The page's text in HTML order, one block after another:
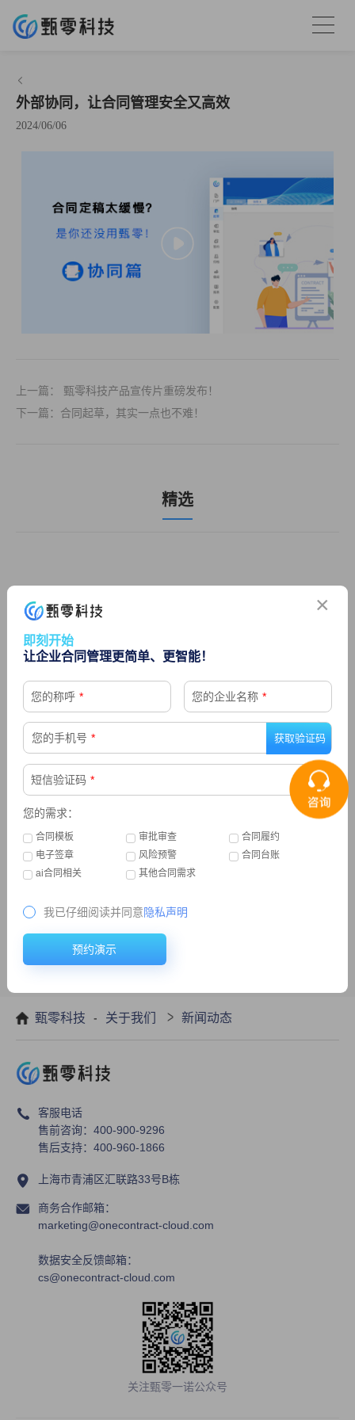
外部协同，让合同管理安全又高效
2024/06/06
上一篇： 甄零科技产品宣传片重磅发布！
下一篇：合同起草，其实一点也不难！
精选
推荐
甄零科技 - 关于我们 > 新闻动态
客服电话
售前咨询：400-900-9296
售后支持：400-960-1866
上海市青浦区汇联路33号B栋
商务合作邮箱：
marketing@onecontract-cloud.com
数据安全反馈邮箱：
cs@onecontract-cloud.com
关注甄零一诺公众号
即刻开始
让企业合同管理更简单、更智能！
您的称呼 * 您的企业名称 *
您的手机号 *
短信验证码 *
您的需求：
合同模板 审批审查
合同履约
电子签章
风险预警
合同台账
ai合同相关
其他合同需求
我已仔细阅读并同意隐私声明
预约演示
×